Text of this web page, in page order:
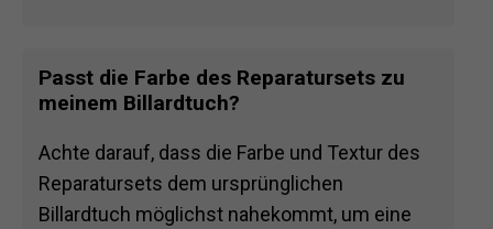
Passt die Farbe des Reparatursets zu
meinem Billardtuch?
Achte darauf, dass die Farbe und Textur des
Reparatursets dem ursprünglichen
Billardtuch möglichst nahekommt, um eine